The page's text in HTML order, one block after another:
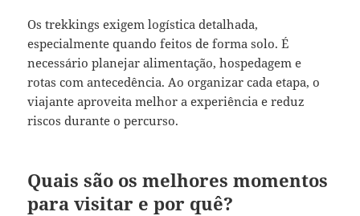
Os trekkings exigem logística detalhada,
especialmente quando feitos de forma solo. É
necessário planejar alimentação, hospedagem e
rotas com antecedência. Ao organizar cada etapa, o
viajante aproveita melhor a experiência e reduz
riscos durante o percurso.
Quais são os melhores momentos
para visitar e por quê?